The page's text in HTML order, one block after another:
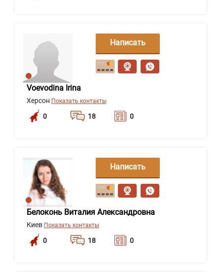
Voevodina Irina
Херсон Показать контакты
0 18 0
Написать
сообщение
Белоконь Виталия Александровна
Киев Показать контакты
0 18 0
Написать
сообщение